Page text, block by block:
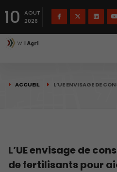
10
AOUT
2026
ACCUEIL L’UE ENVISAGE DE
L’UE envisage de
de fertilisants pour
Français